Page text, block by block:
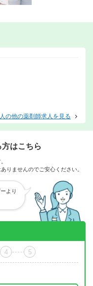
の他の薬剤師求人を見る
はこちら
りませんのでご安心ください。
より
4 5